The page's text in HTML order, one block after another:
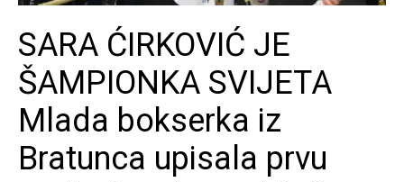
SARA ĆIRKOVIĆ JE
ŠAMPIONKA SVIJETA
Mlada bokserka iz
Bratunca upisala prvu